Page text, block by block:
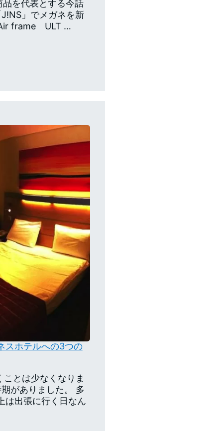
を代表とする今話
」でメガネを新
Air frame ULT …
スホテルへの3つの
とは少なくなりま
がありました。 多
は出張に行く日なん